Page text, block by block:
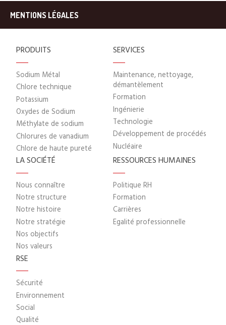
MENTIONS LÉGALES
PRODUITS
Sodium Métal
Chlore technique
Potassium
Oxydes de Sodium
Méthylate de sodium
Chlorures de vanadium
Chlore de haute pureté
SERVICES
Maintenance, nettoyage,
démantèlement
Formation
Ingénierie
Technologie
Développement de procédés
Nucléaire
LA SOCIÉTÉ
Nous connaître
Notre structure
Notre histoire
Notre stratégie
Nos objectifs
Nos valeurs
RESSOURCES HUMAINES
Politique RH
Formation
Carrières
Egalité professionnelle
RSE
Sécurité
Environnement
Social
Qualité